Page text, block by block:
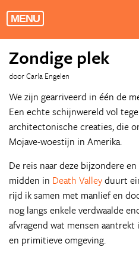
MENU
Zondige plek
door Carla Engelen
We zijn gearriveerd in één de
Een echte schijnwereld vol
architectonische creaties, die
Mojave-woestijn in Amerika.
De reis naar deze bijzondere
midden in Death Valleyduurt
rijd ik samen met manlief en
nog langs enkele verdwaalde
afvragend wat mensen
en primitieve omgeving.